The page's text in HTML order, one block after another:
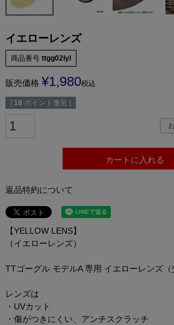
イエローレンズ
商品番号 ttgg02lyl
販売価格 ¥1,980税込
[ 18 ポイント進呈 ]
カートに入れる
返品特約について
【YELLOW LENS】
（イエローレンズ）
TTゴーグル モデルA 専用 イエローレンズ（
レンズは
・UVカット
・傷がつきにくい、アンチスクラッチ